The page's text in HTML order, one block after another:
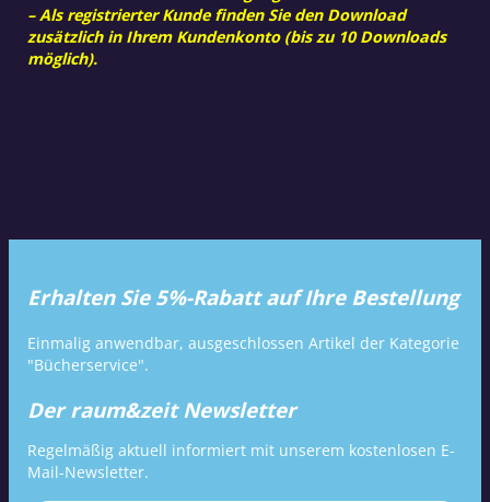
– Als registrierter Kunde finden Sie den Download
zusätzlich in Ihrem Kundenkonto (bis zu 10 Downloads
möglich).
Erhalten Sie 5%-Rabatt auf Ihre Bestellung
Einmalig anwendbar, ausgeschlossen Artikel der Kategorie
"Bücherservice".
Der raum&zeit Newsletter
Regelmäßig aktuell informiert mit unserem kostenlosen E-
Mail-Newsletter.